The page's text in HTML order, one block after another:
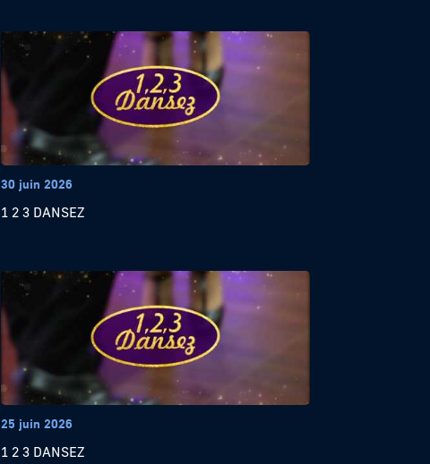
30 juin 2026
1 2 3 DANSEZ
25 juin 2026
1 2 3 DANSEZ